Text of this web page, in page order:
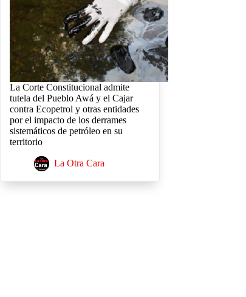
La Corte Constitucional admite
tutela del Pueblo Awá y el Cajar
contra Ecopetrol y otras entidades
por el impacto de los derrames
sistemáticos de petróleo en su
territorio
La Otra Cara